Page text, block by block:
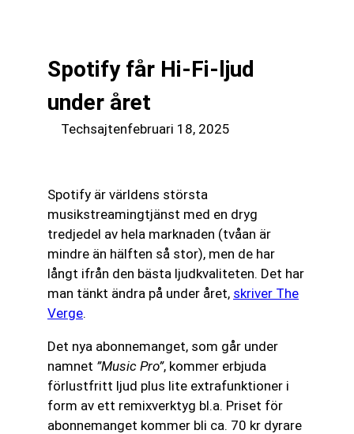
Spotify får Hi-Fi-ljud
under året
Techsajtenfebruari 18, 2025
Spotify är världens största
musikstreamingtjänst med en dryg
tredjedel av hela marknaden (tvåan är
mindre än hälften så stor), men de har
långt ifrån den bästa ljudkvaliteten. Det har
man tänkt ändra på under året, skriver The
Verge.
Det nya abonnemanget, som går under
namnet ”Music Pro”, kommer erbjuda
förlustfritt ljud plus lite extrafunktioner i
form av ett remixverktyg bl.a. Priset för
abonnemanget kommer bli ca. 70 kr dyrare